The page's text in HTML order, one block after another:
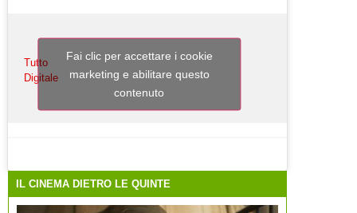
Tutto
Digitale
Fai clic per accettare i cookie
marketing e abilitare questo
contenuto
IL CINEMA DIETRO LE QUINTE